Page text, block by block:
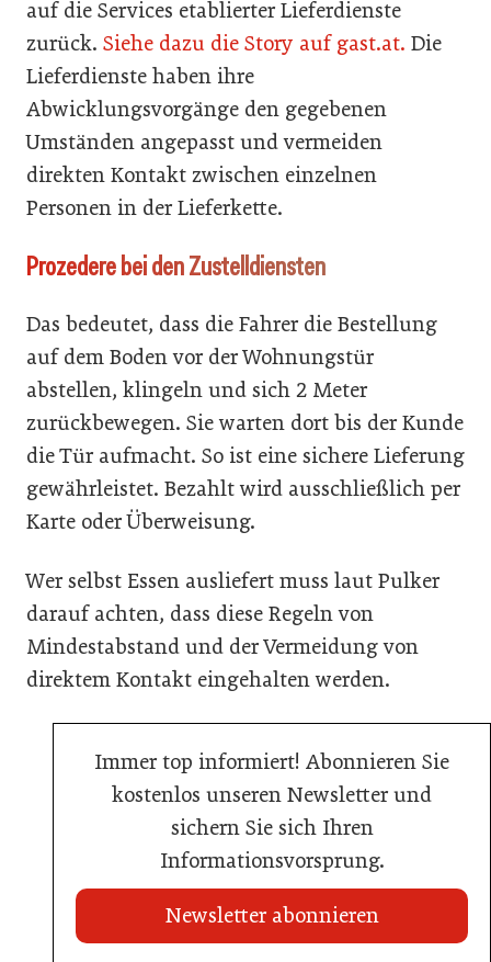
auf die Services etablierter Lieferdienste
zurück. Siehe dazu die Story auf gast.at. Die
Lieferdienste haben ihre
Abwicklungsvorgänge den gegebenen
Umständen angepasst und vermeiden
direkten Kontakt zwischen einzelnen
Personen in der Lieferkette.
Prozedere bei den Zustelldiensten
Das bedeutet, dass die Fahrer die Bestellung
auf dem Boden vor der Wohnungstür
abstellen, klingeln und sich 2 Meter
zurückbewegen. Sie warten dort bis der Kunde
die Tür aufmacht. So ist eine sichere Lieferung
gewährleistet. Bezahlt wird ausschließlich per
Karte oder Überweisung.
Wer selbst Essen ausliefert muss laut Pulker
darauf achten, dass diese Regeln von
Mindestabstand und der Vermeidung von
direktem Kontakt eingehalten werden.
Immer top informiert! Abonnieren Sie
kostenlos unseren Newsletter und
sichern Sie sich Ihren
Informationsvorsprung.
Newsletter abonnieren